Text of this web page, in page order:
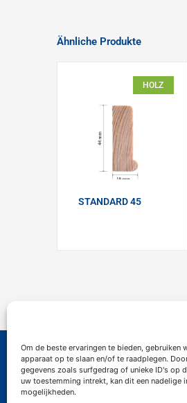
Om de beste ervaringen te bieden,
apparaat op te slaan en/of te raadplegen.
gegevens zoals surfgedrag of unieke ID's op
uw toestemming intrekt, kan dit een nadelige
mogelijkheden.
Ähnliche Produkte
HOLZ
STANDARD 45
Contact